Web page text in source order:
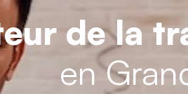
de la
en